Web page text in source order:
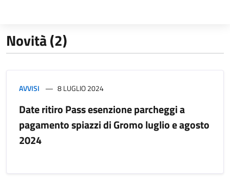
Novità (2)
AVVISI 8 LUGLIO 2024
Date ritiro Pass esenzione parcheggi a
pagamento spiazzi di Gromo luglio e agosto
2024